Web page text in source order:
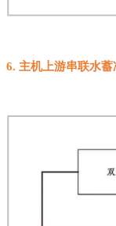
6. 主机上游串联水蓄